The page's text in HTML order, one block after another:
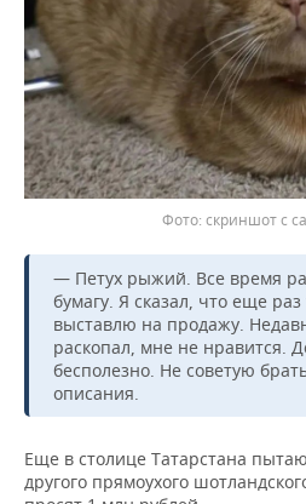
скриншот с
— Петух рыжий. Все время
бумагу. Я сказал, что еще
выставлю на продажу.
раскопал, мне не нравится.
бесполезно. Не советую
описания.
Еще в столице Татарстана
другого прямоухого